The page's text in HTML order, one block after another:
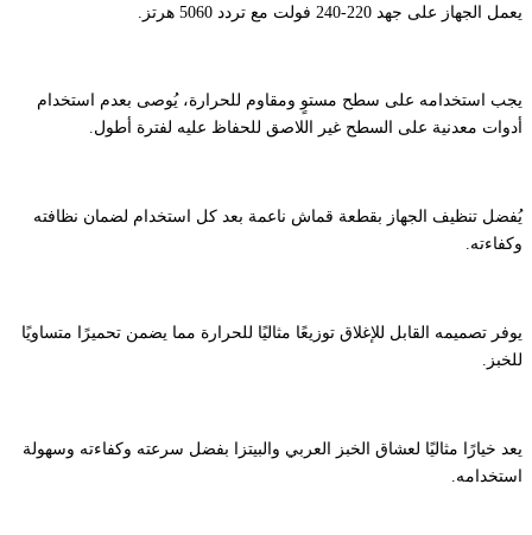
يعمل الجهاز على جهد 220-240 فولت مع تردد 5060 هرتز.
يجب استخدامه على سطح مستوٍ ومقاوم للحرارة، يُوصى بعدم استخدام
أدوات معدنية على السطح غير اللاصق للحفاظ عليه لفترة أطول.
يُفضل تنظيف الجهاز بقطعة قماش ناعمة بعد كل استخدام لضمان نظافته
وكفاءته.
يوفر تصميمه القابل للإغلاق توزيعًا مثاليًا للحرارة مما يضمن تحميرًا متساويًا
للخبز.
يعد خيارًا مثاليًا لعشاق الخبز العربي والبيتزا بفضل سرعته وكفاءته وسهولة
استخدامه.